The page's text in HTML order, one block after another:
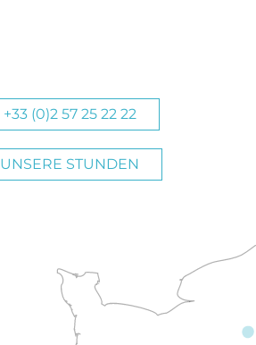
+33 (0)2 57 25 22 22
UNSERE STUNDEN